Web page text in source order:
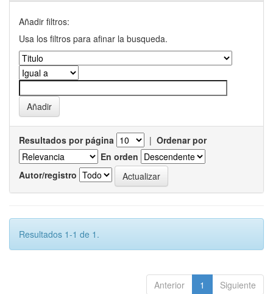
Añadir filtros:
Usa los filtros para afinar la busqueda.
Resultados por página | Ordenar por
En orden
Autor/registro
Resultados 1-1 de 1.
Anterior 1 Siguiente